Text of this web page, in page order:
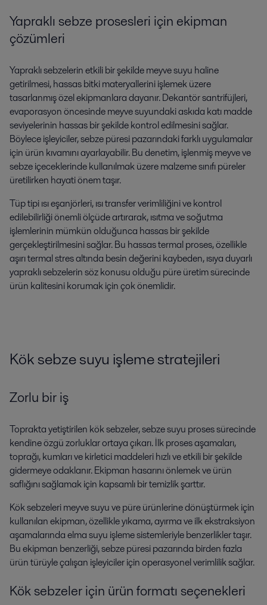
Yapraklı sebze prosesleri için ekipman
çözümleri
Yapraklı sebzelerin etkili bir şekilde meyve suyu haline
getirilmesi, hassas bitki materyallerini işlemek üzere
tasarlanmış özel ekipmanlara dayanır. Dekantör santrifüjleri,
evaporasyon öncesinde meyve suyundaki askıda katı madde
seviyelerinin hassas bir şekilde kontrol edilmesini sağlar.
Böylece işleyiciler, sebze püresi pazarındaki farklı uygulamalar
için ürün kıvamını ayarlayabilir. Bu denetim, işlenmiş meyve ve
sebze içeceklerinde kullanılmak üzere malzeme sınıfı püreler
üretilirken hayati önem taşır.
Tüp tipi ısı eşanjörleri, ısı transfer verimliliğini ve kontrol
edilebilirliği önemli ölçüde artırarak, ısıtma ve soğutma
işlemlerinin mümkün olduğunca hassas bir şekilde
gerçekleştirilmesini sağlar. Bu hassas termal proses, özellikle
aşırı termal stres altında besin değerini kaybeden, ısıya duyarlı
yapraklı sebzelerin söz konusu olduğu püre üretim sürecinde
ürün kalitesini korumak için çok önemlidir.
Kök sebze suyu işleme stratejileri
Zorlu bir iş
Toprakta yetiştirilen kök sebzeler, sebze suyu proses sürecinde
kendine özgü zorluklar ortaya çıkarı. İlk proses aşamaları,
toprağı, kumları ve kirletici maddeleri hızlı ve etkili bir şekilde
gidermeye odaklanır. Ekipman hasarını önlemek ve ürün
saflığını sağlamak için kapsamlı bir temizlik şarttır.
Kök sebzeleri meyve suyu ve püre ürünlerine dönüştürmek için
kullanılan ekipman, özellikle yıkama, ayırma ve ilk ekstraksiyon
aşamalarında elma suyu işleme sistemleriyle benzerlikler taşır.
Bu ekipman benzerliği, sebze püresi pazarında birden fazla
ürün türüyle çalışan işleyiciler için operasyonel verimlilik sağlar.
Kök sebzeler için ürün formatı seçenekleri